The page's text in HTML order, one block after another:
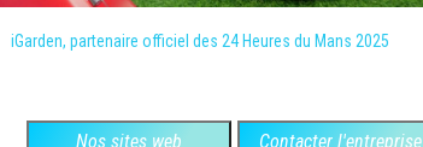
iGarden, partenaire officiel des 24 Heures du Mans 2025
Nos sites web Contacter l'entreprise